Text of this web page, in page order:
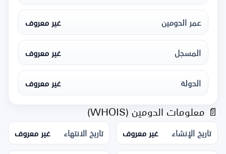
عمر الدومين
غير معروف
المسجل
غير معروف
الدولة
غير معروف
📄 معلومات الدومين (WHOIS)
تاريخ الإنشاء غير معروف تاريخ الانتهاء
غير معروف